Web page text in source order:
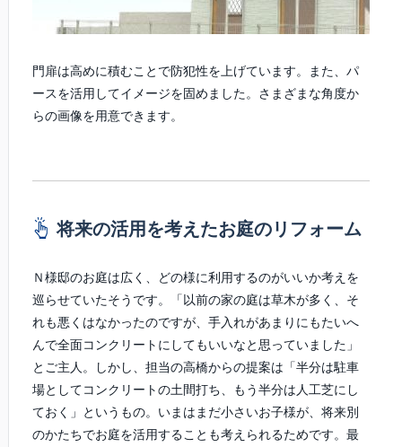
門扉は高めに積むことで防犯性を上げています。また、パ
ースを活用してイメージを固めました。さまざまな角度か
らの画像を用意できます。
将来の活用を考えたお庭のリフォーム
Ｎ様邸のお庭は広く、どの様に利用するのがいいか考えを
巡らせていたそうです。「以前の家の庭は草木が多く、そ
れも悪くはなかったのですが、手入れがあまりにもたいへ
んで全面コンクリートにしてもいいなと思っていました」
とご主人。しかし、担当の高橋からの提案は「半分は駐車
場としてコンクリートの土間打ち、もう半分は人工芝にし
ておく」というもの。いまはまだ小さいお子様が、将来別
のかたちでお庭を活用することも考えられるためです。最